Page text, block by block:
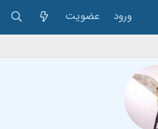
ورود عضویت